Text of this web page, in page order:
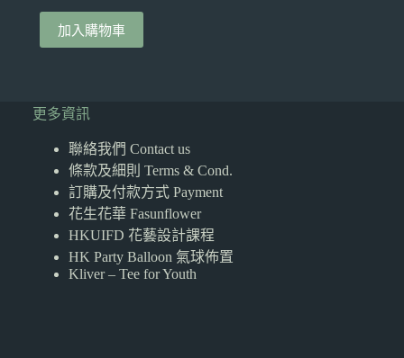
加入購物車
更多資訊
聯絡我們 Contact us
條款及細則 Terms & Cond.
訂購及付款方式 Payment
花生花華 Fasunflower
HKUIFD 花藝設計課程
HK Party Balloon 氣球佈置
Kliver – Tee for Youth